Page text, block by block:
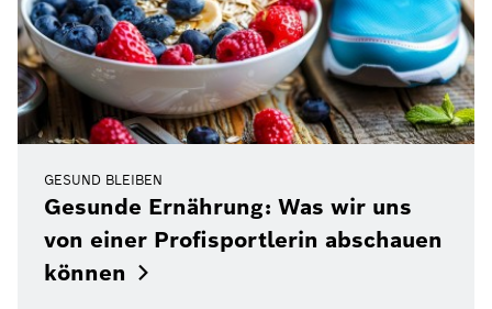
GESUND BLEIBEN
Gesunde Ernährung: Was wir uns
von einer Profisportlerin abschauen
können